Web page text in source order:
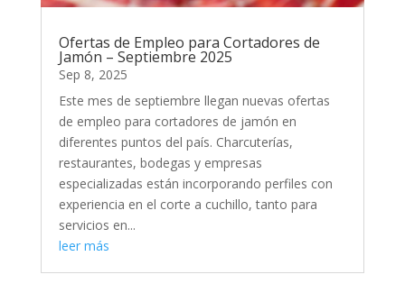
Ofertas de Empleo para Cortadores de
Jamón – Septiembre 2025
Sep 8, 2025
Este mes de septiembre llegan nuevas ofertas
de empleo para cortadores de jamón en
diferentes puntos del país. Charcuterías,
restaurantes, bodegas y empresas
especializadas están incorporando perfiles con
experiencia en el corte a cuchillo, tanto para
servicios en...
leer más